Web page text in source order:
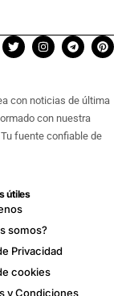
con noticias de última
con nuestra
fuente confiable de
útiles
somos?
Privacidad
cookies
y Condiciones